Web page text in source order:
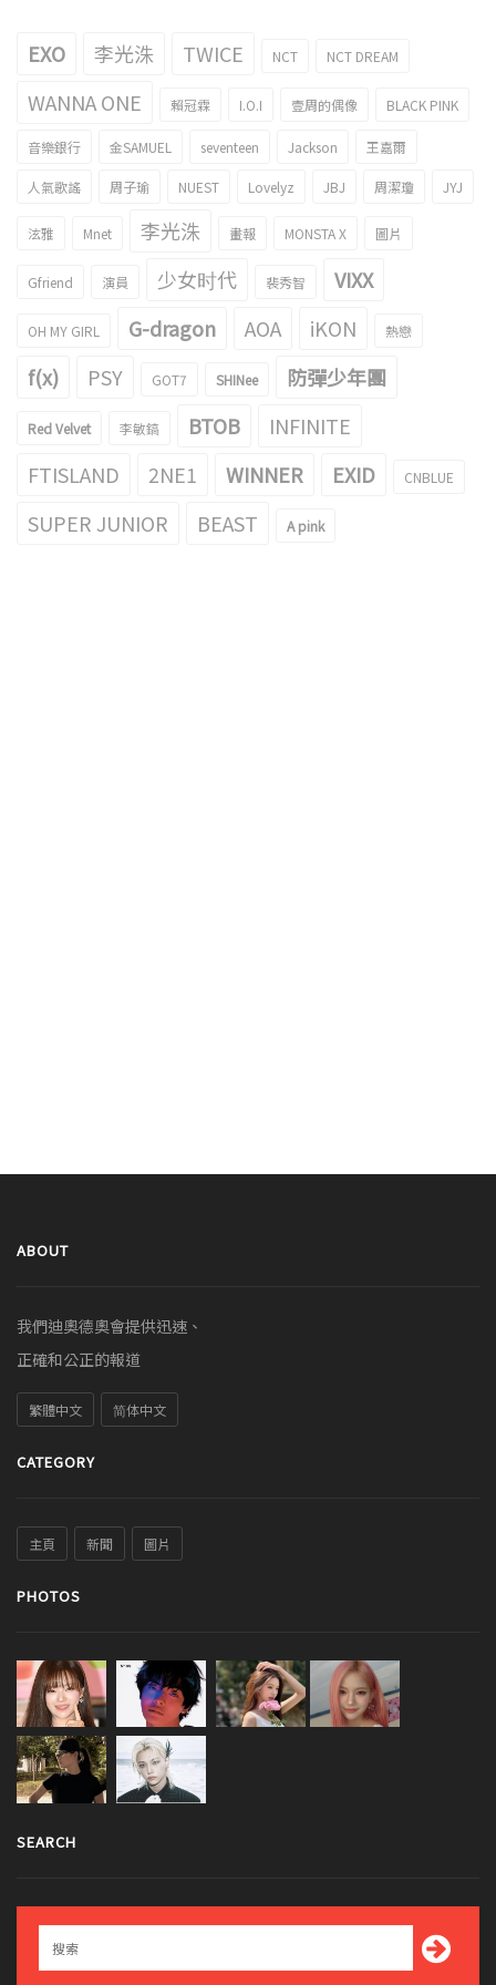
EXO 李光洙 TWICE NCT NCT DREAM
WANNA ONE 賴冠霖 I.O.I 壹周的偶像 BLACK PINK
音樂銀行 金SAMUEL seventeen Jackson 王嘉爾
人氣歌謠 周子瑜 NUEST Lovelyz JBJ 周潔瓊 JYJ
泫雅 Mnet 李光洙 畫報 MONSTA X 圖片
Gfriend 演員 少女时代 裴秀智 VIXX
OH MY GIRL G-dragon AOA iKON 熱戀
f(x) PSY GOT7 SHINee 防彈少年團
Red Velvet 李敏鎬 BTOB
INFINITE
FTISLAND
2NE1 WINNER EXID CNBLUE
SUPER JUNIOR BEAST A pink
ABOUT
我們迪奧德奧會提供迅速、
正確和公正的報道
繁體中文 简体中文
CATEGORY
主頁 新聞 圖片
PHOTOS
SEARCH